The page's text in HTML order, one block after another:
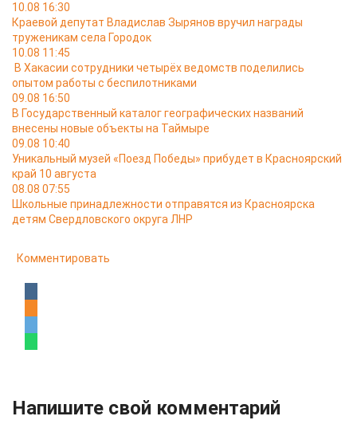
10.08 16:30
Краевой депутат Владислав Зырянов вручил награды
труженикам села Городок
10.08 11:45
В Хакасии сотрудники четырёх ведомств поделились
опытом работы с беспилотниками
09.08 16:50
В Государственный каталог географических названий
внесены новые объекты на Таймыре
09.08 10:40
Уникальный музей «Поезд Победы» прибудет в Красноярский
край 10 августа
08.08 07:55
Школьные принадлежности отправятся из Красноярска
детям Свердловского округа ЛНР
Комментировать
Напишите свой комментарий